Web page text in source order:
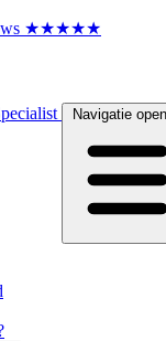
★★★★★
Navigatie